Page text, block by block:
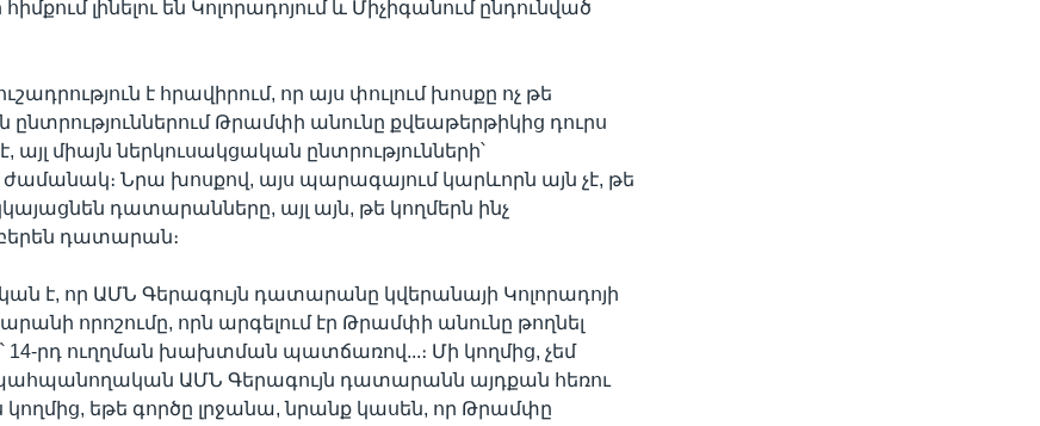
լինելու են Կոլորադոյում և Միչիգանում ընդունված
է հրավիրում, որ այս փուլում խոսքը ոչ թե
Թրամփի անունը քվեաթերթիկից դուրս
այլ միայն ներկուսակցական ընտրությունների՝
ժամանակ։ Նրա խոսքով, այս պարագայում կարևորն այն չէ, թե
կկայացնեն դատարանները, այլ այն, թե կողմերն ինչ
դատարան։
է, որ ԱՄՆ Գերագույն դատարանը կվերանայի Կոլորադոյի
որոշումը, որն արգելում էր Թրամփի անունը թողնել
14-րդ ուղղման խախտման պատճառով...։ Մի կողմից, չեմ
ԱՄՆ Գերագույն դատարանն այդքան հեռու
կողմից, եթե գործը լրջանա, նրանք կասեն, որ Թրամփը